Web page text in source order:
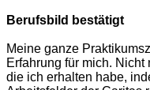
Berufsbild bestätigt
Meine ganze
Erfahrung für mich.
die ich erhalten habe,